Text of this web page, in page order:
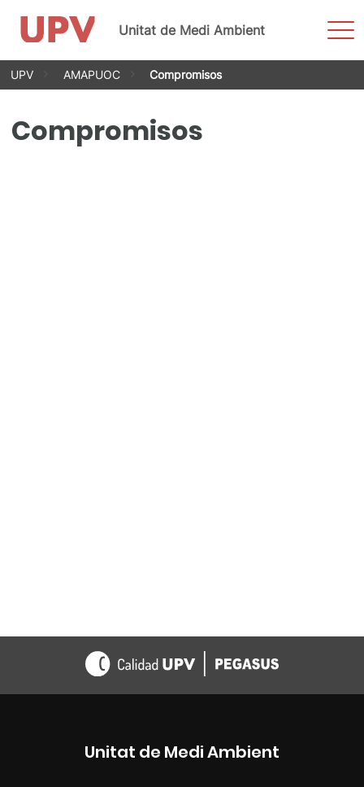
Vés
Unitat de Medi Ambient
UPV AMAPUOC Compromisos
Compromisos
Unitat de Medi Ambient